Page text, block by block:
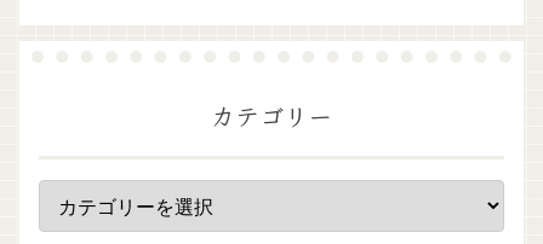
カテゴリー